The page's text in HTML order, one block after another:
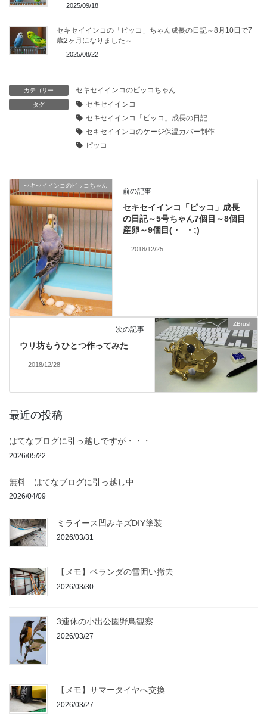
2025/09/18
セキセイインコの「ピッコ」ちゃん成長の日記～8月10日で7
歳2ヶ月になりました～
2025/08/22
カテゴリー セキセイインコのピッコちゃん
タグ
セキセイインコ
セキセイインコ「ピッコ」成長の日記
セキセイインコのケージ保温カバー制作
ピッコ
セキセイインコのピッコちゃん
前の記事
セキセイインコ「ピッコ」成長
の日記～5号ちゃん7個目～8個目
産卵～9個目(・_・;)
2018/12/25
ZBrush
次の記事
ウリ坊もうひとつ作ってみた
2018/12/28
最近の投稿
はてなブログに引っ越しですが・・・
2026/05/22
無料 はてなブログに引っ越し中
2026/04/09
ミライース凹みキズDIY塗装
2026/03/31
【メモ】ベランダの雪囲い撤去
2026/03/30
3連休の小出公園野鳥観察
2026/03/27
【メモ】サマータイヤへ交換
2026/03/27